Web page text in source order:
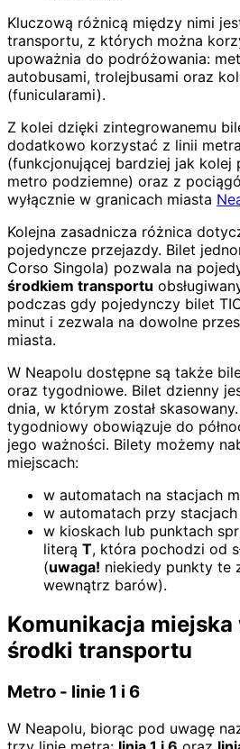
Kluczową różnicą między nimi
transportu, z których można
upoważnia do podróżowania:
autobusami, trolejbusami oraz
(funicularami).
Z kolei dzięki zintegrowanemu
dodatkowo korzystać z linii
(funkcjonującej bardziej jak kolej
metro podziemne) oraz z
wyłącznie w granicach miasta
Kolejna zasadnicza różnica
pojedyncze przejazdy. Bilet
Corso Singola) pozwala na
środkiem transportu
podczas gdy pojedynczy bilet
minut i zezwala na dowolne
miasta.
W Neapolu dostępne są także
oraz tygodniowe. Bilet dzienny
dnia, w którym został
tygodniowy obowiązuje do
jego ważności. Bilety możemy
miejscach:
w automatach na stacjach
w automatach przy
w kioskach lub punktach
literą T, która pochodzi od
(uwaga! niekiedy punkty te
wewnątrz barów).
Komunikacja miejska
środki transportu
Metro - linie 1 i 6
W Neapolu, biorąc pod uwagę